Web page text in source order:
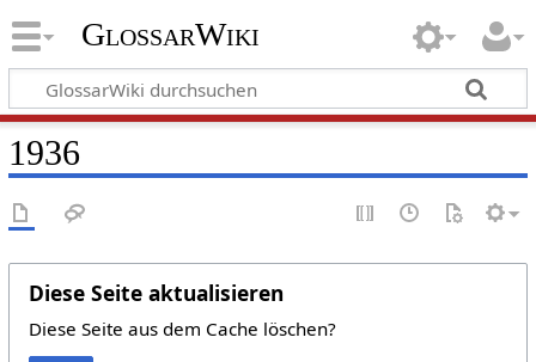
GlossarWiki
1936
Diese Seite aktualisieren
Diese Seite aus dem Cache löschen?